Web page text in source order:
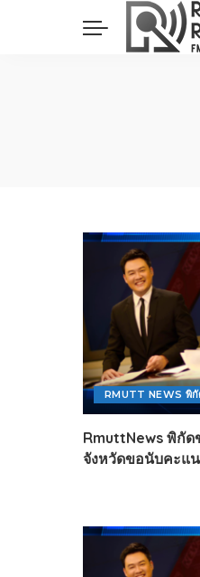
RMUTT NEWS พิ
RmuttNews พิกัด
จังหวัดขอนับคะแ